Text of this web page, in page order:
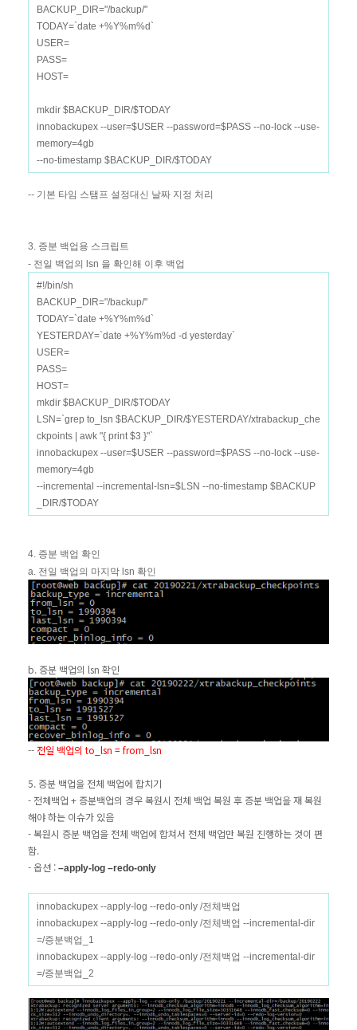
BACKUP_DIR="/backup/"
TODAY=`date +%Y%m%d`
USER=
PASS=
HOST=
mkdir $BACKUP_DIR/$TODAY
innobackupex --user=$USER --password=$PASS --no-lock --use-
memory=4gb
--no-timestamp $BACKUP_DIR/$TODAY
-- 기본 타임 스탬프 설정대신 날짜 지정 처리
3. 증분 백업용 스크립트
- 전일 백업의 lsn 을 확인해 이후 백업
#!/bin/sh
BACKUP_DIR="/backup/"
TODAY=`date +%Y%m%d`
YESTERDAY=`date +%Y%m%d -d yesterday`
USER=
PASS=
HOST=
mkdir $BACKUP_DIR/$TODAY
LSN=`grep to_lsn $BACKUP_DIR/$YESTERDAY/xtrabackup_che
ckpoints | awk "{ print $3 }"`
innobackupex --user=$USER --password=$PASS --no-lock --use-
memory=4gb
--incremental --incremental-lsn=$LSN --no-timestamp $BACKUP
_DIR/$TODAY
4. 증분 백업 확인
a. 전일 백업의 마지막 lsn 확인
b. 증분 백업의 lsn 확인
-- 전일 백업의 to_lsn = from_lsn
5. 증분 백업을 전체 백업에 합치기
- 전체백업 + 증분백업의 경우 복원시 전체 백업 복원 후 증분 백업을 재 복원
해야 하는 이슈가 있음
- 복원시 증분 백업을 전체 백업에 합쳐서 전체 백업만 복원 진행하는 것이 편
함.
- 옵션 : –apply-log –redo-only
innobackupex --apply-log --redo-only /전체백업
innobackupex --apply-log --redo-only /전체백업 --incremental-dir
=/증분백업_1
innobackupex --apply-log --redo-only /전체백업 --incremental-dir
=/증분백업_2